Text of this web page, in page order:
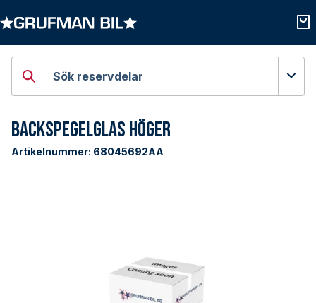
Sök reservdelar
Backspegelglas Höger
Artikelnummer: 68045692AA